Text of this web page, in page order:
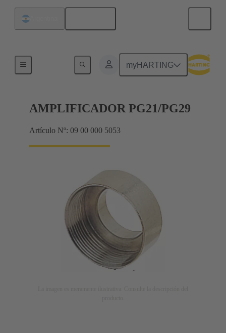
myHARTING
AMPLIFICADOR PG21/PG29
Artículo Nº: 09 00 000 5053